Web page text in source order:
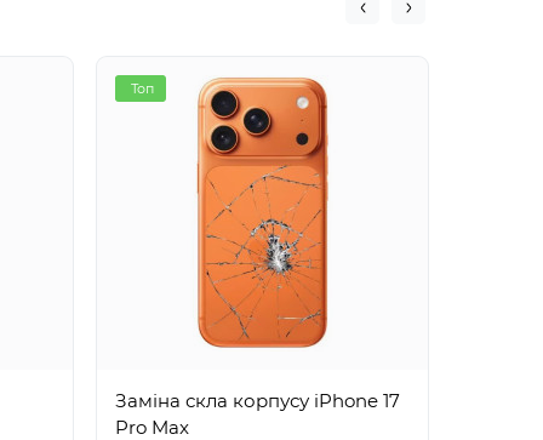
Топ
Заміна скла корпусу iPhone 17
Pro Max